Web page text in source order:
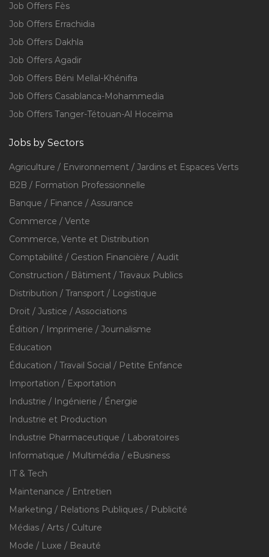
Job Offers Fès
Job Offers Errachidia
Job Offers Dakhla
Job Offers Agadir
Job Offers Béni Mellal-Khénifra
Job Offers Casablanca-Mohammedia
Job Offers Tanger-Tétouan-Al Hoceïma
Jobs by Sectors
Agriculture / Environnement / Jardins et Espaces Verts
B2B / Formation Professionnelle
Banque / Finance / Assurance
Commerce / Vente
Commerce, Vente et Distribution
Comptabilité / Gestion Financière / Audit
Construction / Bâtiment / Travaux Publics
Distribution / Transport / Logistique
Droit / Justice / Associations
Édition / Imprimerie / Journalisme
Education
Éducation / Travail Social / Petite Enfance
Importation / Exportation
Industrie / Ingénierie / Énergie
Industrie et Production
Industrie Pharmaceutique / Laboratoires
Informatique / Multimédia / eBusiness
IT & Tech
Maintenance / Entretien
Marketing / Relations Publiques / Publicité
Médias / Arts / Culture
Mode / Luxe / Beauté